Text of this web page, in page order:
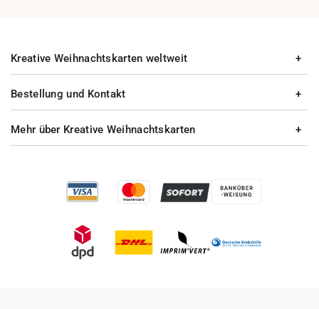
Bestellung und Kontakt
Mehr über Kreative Weihnachtskarten
Kreative Weihnachtskarten weltweit